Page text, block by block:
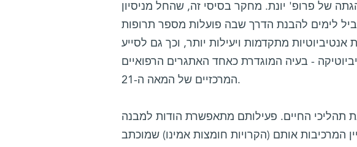
של פרופ' יונת. מחקר בסיסי זה, שהחל מניסיון
לימים להבנת הדרך שבה פועלות מספר תרופות
מתקדמות ויעילות יותר, וכך גם לסייע
- בעיה המוגדרת כאחד האתגרים הרפואיים
המרכזיים של המאה ה-21.
תהליכי החיים. פעילותם מתאפשרת הודות למבנה
המרכיבות אותם (הקרויות חומצות אמינו) שמוכתב